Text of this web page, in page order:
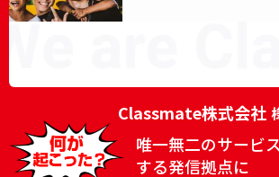
Classmate株式会社
唯一無二のサービ
する発信拠点に